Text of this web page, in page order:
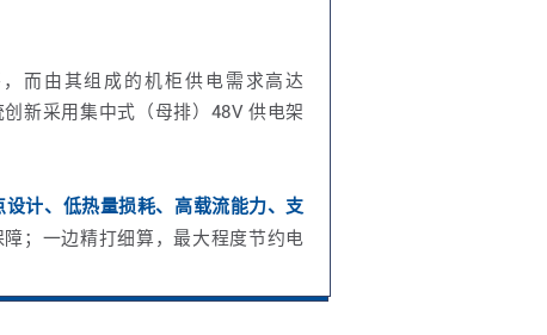
而由其组成的机柜供电需求高达
新采用集中式（母排）48V 供电架
设计、低热量损耗、高载流能力、支
；一边精打细算，最大程度节约电